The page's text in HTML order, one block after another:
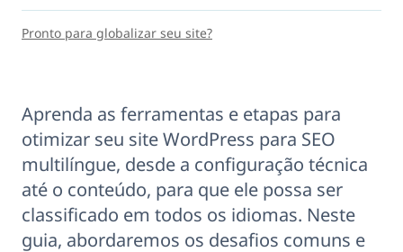
Aprenda as ferramentas e etapas para
otimizar seu site WordPress para SEO
multilíngue, desde a configuração técnica
até o conteúdo, para que ele possa ser
classificado em todos os idiomas. Neste
guia, abordaremos os desafios comuns e
Pronto para globalizar seu site?